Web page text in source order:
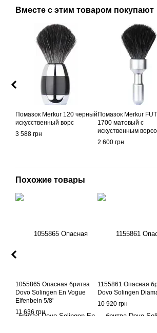
Вместе с этим товаром покупают
Помазок Merkur 120 черный
искусственный ворс
3 588 грн
Помазок Merkur
1700 матовый с
искуственным
2 600 грн
Похожие товары
1055865 Опасная бритва
Dovo Solingen En Vogue
Elfenbein 5/8'
11 636 грн
1155861 Опасная
Dovo Solingen
10 920 грн